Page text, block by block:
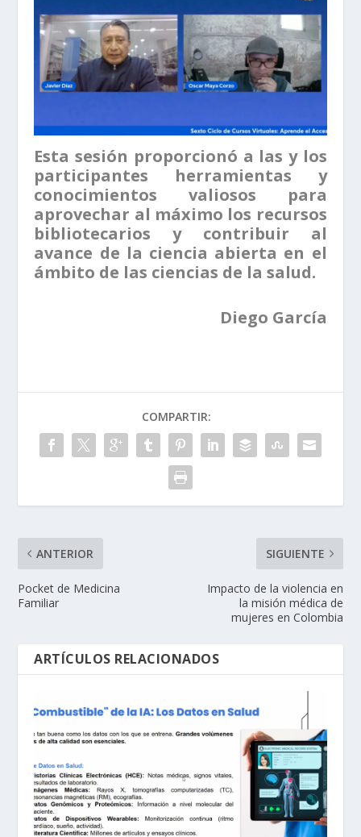
Esta sesión proporcionó a las y los
participantes herramientas y
conocimientos valiosos para
aprovechar al máximo los recursos
bibliotecarios y contribuir al
avance de la ciencia abierta en el
ámbito de las ciencias de la salud.
Diego García
COMPARTIR:
ANTERIOR
Pocket de Medicina
Familiar
SIGUIENTE
Impacto de la violencia en
la misión médica de
mujeres en Colombia
ARTÍCULOS RELACIONADOS